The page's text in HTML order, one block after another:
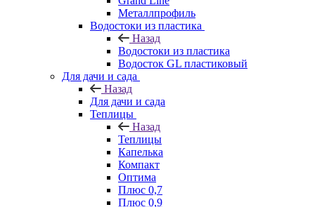
Металлпрофиль
Водостоки из пластика
Назад
Водостоки из пластика
Водосток GL пластиковый
Для дачи и сада
Назад
Для дачи и сада
Теплицы
Назад
Теплицы
Капелька
Компакт
Оптима
Плюс 0,7
Плюс 0,9